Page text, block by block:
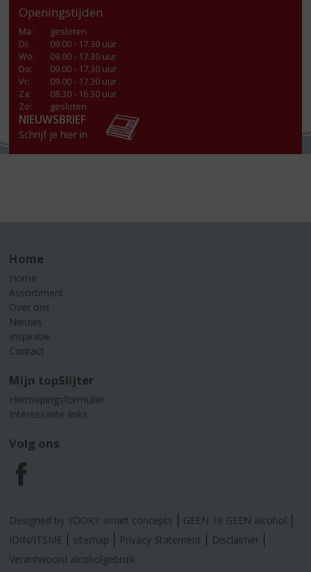
Openingstijden
Ma:
gesloten
Di:
09.00 - 17.30 uur
Wo:
09.00 - 17.30 uur
Do:
09.00 - 17.30 uur
Vr:
09.00 - 17.30 uur
Za:
08.30 - 16.30 uur
Zo:
gesloten
NIEUWSBRIEF
Schrijf je hier in
Home
Home
Assortiment
Over ons
Nieuws
Inspiratie
Contact
Mijn topSlijter
Herroepingsformulier
Interessante links
Volg ons
F
a
c
Designed by YOOKY smart concepts
GEEN 18 GEEN alcohol
IDIN/ITSME
sitemap Privacy Statement
Disclaimer
Verantwoord alcoholgebruik